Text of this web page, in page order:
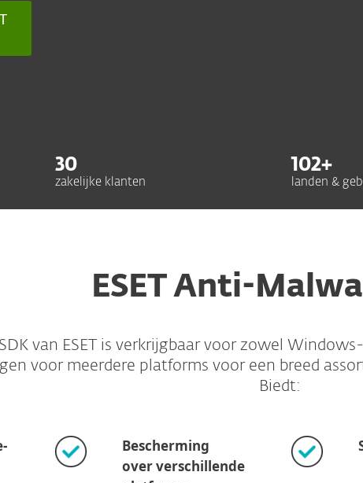
30
zakelijke klanten
102+
landen &
ESET Anti-
van ESET is verkrijgbaar voor zowel
voor meerdere platforms voor een breed
Biedt:
Bescherming
over verschillende